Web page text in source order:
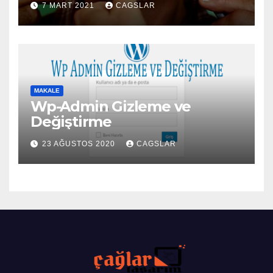
7 MART 2021 CAGSLAR
MAKALE
Wp-Admin Gizleme ve
Değiştirme
23 AĞUSTOS 2020 CAGSLAR